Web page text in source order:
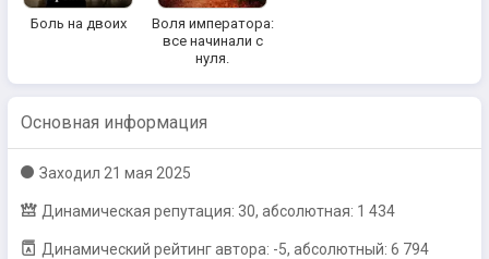
Боль на двоих
Воля императора:
все начинали с
нуля.
Основная информация
Заходил 21 мая 2025
Динамическая репутация: 30, абсолютная: 1 434
Динамический рейтинг автора: -5, абсолютный: 6 794